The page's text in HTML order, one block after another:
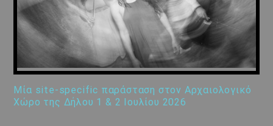
Μία site-specific παράσταση στον Αρχαιολογικό
Χώρο της Δήλου 1 & 2 Ιουλίου 2026